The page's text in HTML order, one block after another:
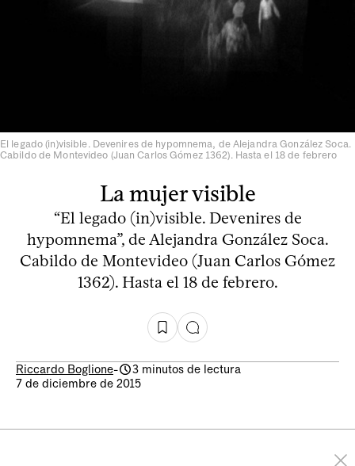
El legado (in)visible. Devenires de hypomnema, de Alejandra González Soca.
Cabildo de Montevideo (Juan Carlos Gómez 1362). Hasta el 18 de febrero
La mujer visible
“El legado (in)visible. Devenires de
hypomnema”, de Alejandra González Soca.
Cabildo de Montevideo (Juan Carlos Gómez
1362). Hasta el 18 de febrero.
Riccardo Boglione-
3 minutos de lectura
7 de diciembre de 2015